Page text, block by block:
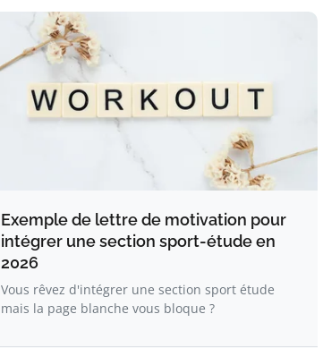
Exemple de lettre de motivation pour
intégrer une section sport-étude en
2026
Vous rêvez d'intégrer une section sport étude
mais la page blanche vous bloque ?